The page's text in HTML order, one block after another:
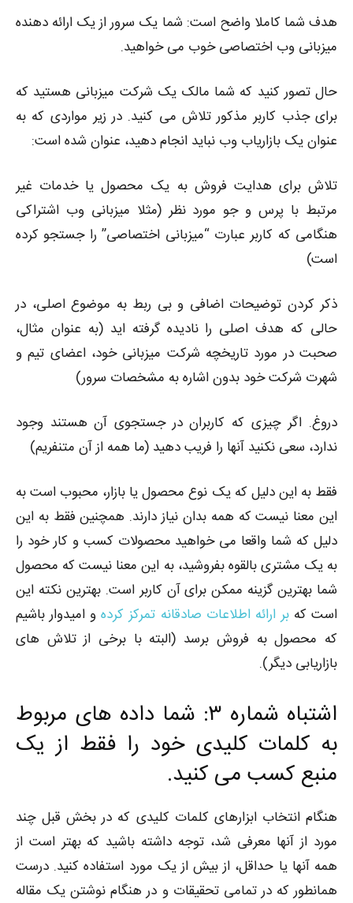
هدف شما کاملا واضح است: شما یک سرور از یک ارائه دهنده
میزبانی وب اختصاصی خوب می خواهید.
حال تصور کنید که شما مالک یک شرکت میزبانی هستید که
برای جذب کاربر مذکور تلاش می کنید. در زیر مواردی که به
عنوان یک بازاریاب وب نباید انجام دهید، عنوان شده است:
تلاش برای هدایت فروش به یک محصول یا خدمات غیر
مرتبط با پرس و جو مورد نظر (مثلا میزبانی وب اشتراکی
هنگامی که کاربر عبارت “میزبانی اختصاصی” را جستجو کرده
است)
ذکر کردن توضیحات اضافی و بی ربط به موضوع اصلی، در
حالی که هدف اصلی را نادیده گرفته اید (به عنوان مثال،
صحبت در مورد تاریخچه شرکت میزبانی خود، اعضای تیم و
شهرت شرکت خود بدون اشاره به مشخصات سرور)
دروغ. اگر چیزی که کاربران در جستجوی آن هستند وجود
ندارد، سعی نکنید آنها را فریب دهید (ما همه از آن متنفریم)
فقط به این دلیل که یک نوع محصول یا بازار، محبوب است به
این معنا نیست که همه بدان نیاز دارند. همچنین فقط به این
دلیل که شما واقعا می خواهید محصولات کسب و کار خود را
به یک مشتری بالقوه بفروشید، به این معنا نیست که محصول
شما بهترین گزینه ممکن برای آن کاربر است. بهترین نکته این
است کهبر ارائه اطلاعات صادقانه تمرکز کردهو امیدوار باشیم
که محصول به فروش برسد (البته با برخی از تلاش های
بازاریابی دیگر).
اشتباه شماره ۳: شما داده های مربوط
به کلمات کلیدی خود را فقط از یک
منبع کسب می کنید.
هنگام انتخاب ابزارهای کلمات کلیدی که در بخش قبل چند
مورد از آنها معرفی شد، توجه داشته باشید که بهتر است از
همه آنها یا حداقل، از بیش از یک مورد استفاده کنید. درست
همانطور که در تمامی تحقیقات و در هنگام نوشتن یک مقاله